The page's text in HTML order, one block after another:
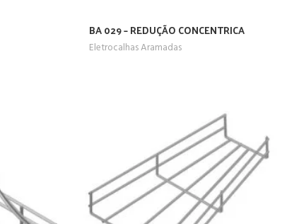
BA 029 – REDUÇÃO CONCENTRICA
Eletrocalhas Aramadas